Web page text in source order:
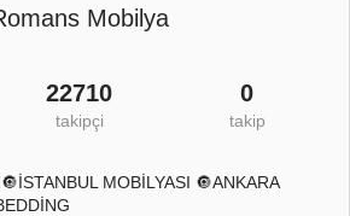
Mobilya
22710
takipçi
0
takip
MOBİLYASI 🔘ANKARA